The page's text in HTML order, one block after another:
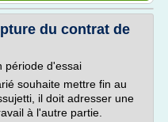
du contrat de
période d'essai
souhaite mettre fin au
il doit adresser une
à l'autre partie.